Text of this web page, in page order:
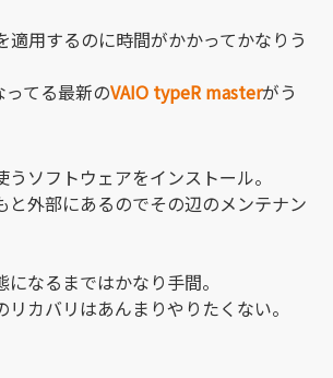
適用するのに時間がかかってかなりう
てる最新のVAIO typeR masterがう
ソフトウェアをインストール。
と外部にあるのでその辺のメンテナン
なるまではかなり手間。
リカバリはあんまりやりたくない。